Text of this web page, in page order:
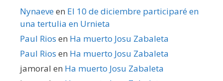
Nynaeveen El 10 de diciembre participaré en
una tertulia en Urnieta
Paul Rios en Ha muerto Josu Zabaleta
Paul Rios en Ha muerto Josu Zabaleta
jamoral en Ha muerto Josu Zabaleta